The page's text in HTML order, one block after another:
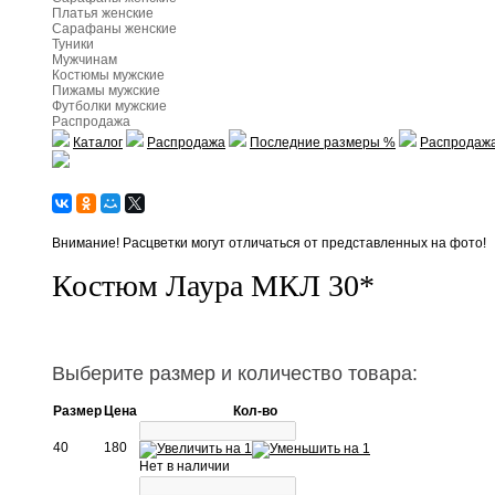
Платья женские
Сарафаны женские
Туники
Мужчинам
Костюмы мужские
Пижамы мужские
Футболки мужские
Распродажа
Каталог
Распродажа Последние размеры %
Внимание! Расцветки могут отличаться от представленных на фото!
Костюм Лаура МКЛ 30*
Выберите размер и количество товара:
Размер Цена Кол-во
40
180
Нет в наличии